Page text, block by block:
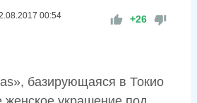
00:54 +26
базирующаяся в Токио